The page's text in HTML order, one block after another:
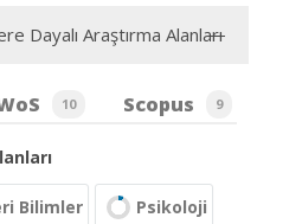
Dayalı Araştırma Alanları
10 Scopus 9
Bilimler Psikoloji